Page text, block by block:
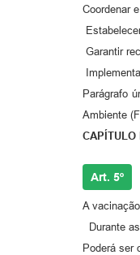
Coordenar
Garantir
Parágrafo
Ambiente
CAPÍTULO
Art. 5º
A
Durante
Poderá ser